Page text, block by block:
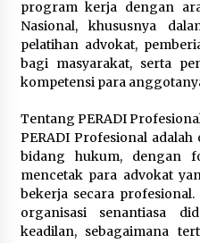
program kerja dengan
Nasional, khususnya
pelatihan advokat,
bagi masyarakat, serta
kompetensi para
Tentang PERADI
PERADI Profesional
bidang hukum, dengan
mencetak para advokat
bekerja secara
organisasi senantiasa
keadilan, sebagaimana